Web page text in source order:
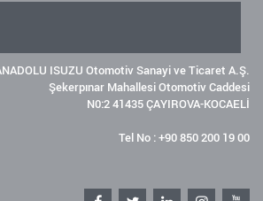
ISUZU Otomotiv Sanayi ve Ticaret A.Ş.
Şekerpınar Mahallesi Otomotiv Caddesi
N0:2 41435 ÇAYIROVA-KOCAELİ
Tel No : +90 850 200 19 00